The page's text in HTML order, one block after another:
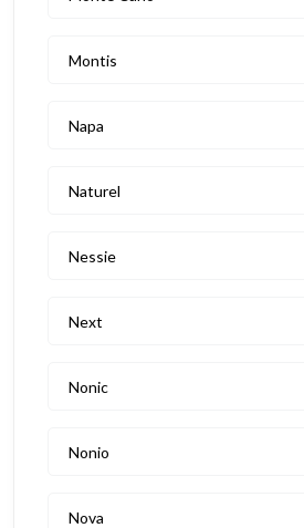
Montis
Napa
Naturel
Nessie
Next
Nonic
Nonio
Nova